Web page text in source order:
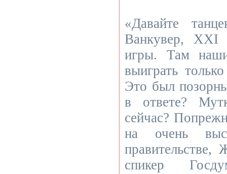
«Давайте
Ванкувер, XXI
игры. Там
выиграть
Это был
в ответе?
сейчас?
на очень
спикер